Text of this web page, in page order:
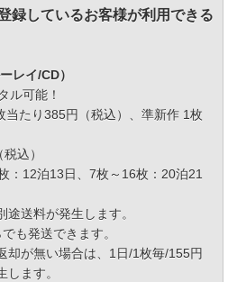
録しているお客様が利用できる
レイ/CD）
ル可能！
当たり385円（税込）、準新作 1枚
込）
：12泊13日、7枚～16枚：20泊21
送料が発生します。
も発送できます。
却が無い場合は、1日/1枚毎/155円
します。